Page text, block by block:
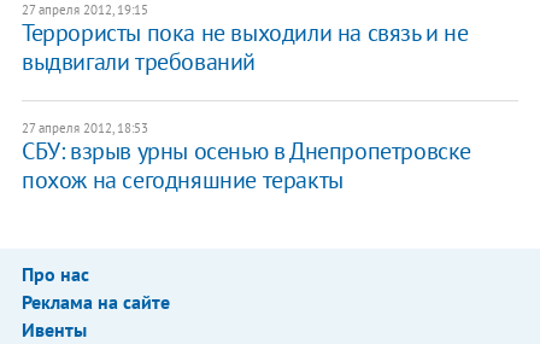
27 апреля 2012, 19:15
Террористы пока не выходили на связь и не
выдвигали требований
27 апреля 2012, 18:53
СБУ: взрыв урны осенью в Днепропетровске
похож на сегодняшние теракты
Про нас
Реклама на сайте
Ивенты